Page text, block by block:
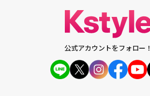
公式アカウントをフォロー！